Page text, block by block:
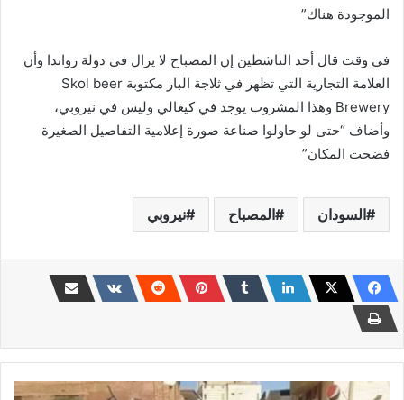
الموجودة هناك”
في وقت قال أحد الناشطين إن المصباح لا يزال في دولة رواندا وأن
العلامة التجارية التي تظهر في ثلاجة البار مكتوبة Skol beer
Brewery وهذا المشروب يوجد في كيغالي وليس في نيروبي،
وأضاف “حتى لو حاولوا صناعة صورة إعلامية التفاصيل الصغيرة
فضحت المكان”
السودان المصباح نيروبي
إطلاق